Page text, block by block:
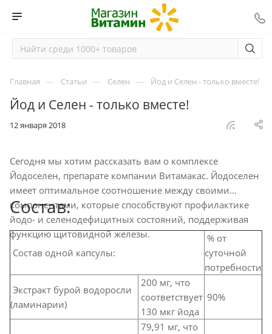
Главная — Статьи — Селен — Йод и Селен - только вместе!
Йод и Селен - только вместе!
12 января 2018
Сегодня мы хотим рассказать вам о комплексе
Йодоселен, препарате компании Витамакас. Йодоселен
имеет оптимальное соотношение между своими
компонентами, которые способствуют профилактике
йодо- и селенодефицитных состояний, поддерживая
функцию щитовидной железы.
Состав:
Состав одной капсулы:
% от
суточной
потребности
Экстракт бурой водоросли
(ламинарии)
200 мг, что
соответствует
130 мкг йода
90%
79,91 мг, что